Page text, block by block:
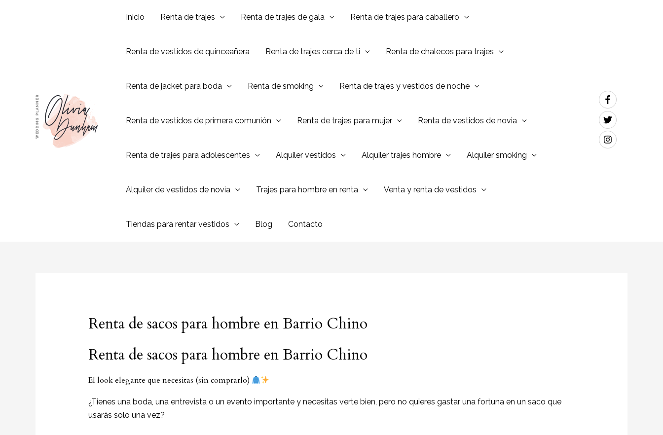
Inicio Renta de trajes Renta de trajes de gala Renta de trajes para caballero
Renta de vestidos de quinceañera Renta de trajes cerca de ti Renta de chalecos para trajes
Renta de jacket para boda Renta de smoking Renta de trajes y vestidos de noche
Renta de vestidos de primera comunión Renta de trajes para mujer Renta de vestidos de novia
Renta de trajes para adolescentes Alquiler vestidos Alquiler trajes hombre Alquiler smoking
Alquiler de vestidos de novia Trajes para hombre en renta Venta y renta de vestidos
Tiendas para rentar vestidos Blog Contacto
Renta de sacos para hombre en Barrio Chino
Renta de sacos para hombre en Barrio Chino
El look elegante que necesitas (sin comprarlo)
¿Tienes una boda, una entrevista o un evento importante y necesitas verte bien, pero no quieres gastar una fortuna en un saco que
usarás solo una vez?